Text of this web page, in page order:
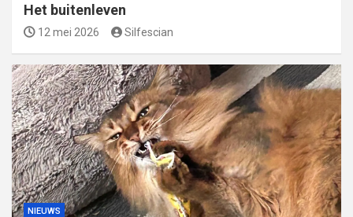
Het buitenleven
12 mei 2026 Silfescian
NIEUWS